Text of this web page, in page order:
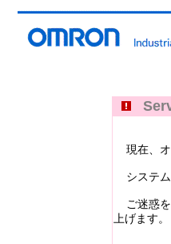
現在、オ
システム
ご迷惑を
上げます。